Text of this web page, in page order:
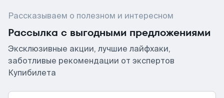
Рассказываем о полезном и интересном
Рассылка с выгодными предложениями
Эксклюзивные акции, лучшие лайфхаки,
заботливые рекомендации от экспертов
Купибилета